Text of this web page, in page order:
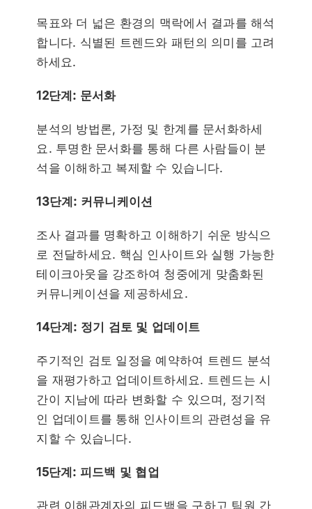
목표와 더 넓은 환경의 맥락에서 결과를 해석
합니다. 식별된 트렌드와 패턴의 의미를 고려
하세요.
12단계: 문서화
분석의 방법론, 가정 및 한계를 문서화하세
요. 투명한 문서화를 통해 다른 사람들이 분
석을 이해하고 복제할 수 있습니다.
13단계: 커뮤니케이션
조사 결과를 명확하고 이해하기 쉬운 방식으
로 전달하세요. 핵심 인사이트와 실행 가능한
테이크아웃을 강조하여 청중에게 맞춤화된
커뮤니케이션을 제공하세요.
14단계: 정기 검토 및 업데이트
주기적인 검토 일정을 예약하여 트렌드 분석
을 재평가하고 업데이트하세요. 트렌드는 시
간이 지남에 따라 변화할 수 있으며, 정기적
인 업데이트를 통해 인사이트의 관련성을 유
지할 수 있습니다.
15단계: 피드백 및 협업
관련 이해관계자의 피드백을 구하고 팀원 간